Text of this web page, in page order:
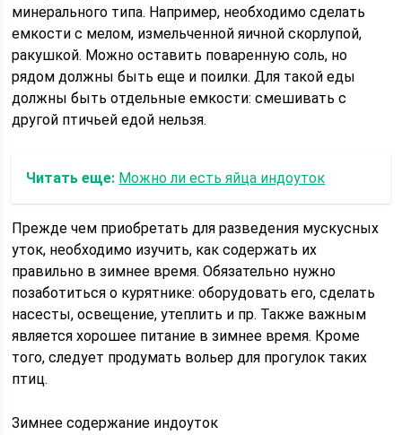
минерального типа. Например, необходимо сделать
емкости с мелом, измельченной яичной скорлупой,
ракушкой. Можно оставить поваренную соль, но
рядом должны быть еще и поилки. Для такой еды
должны быть отдельные емкости: смешивать с
другой птичьей едой нельзя.
Читать еще: Можно ли есть яйца индоуток
Прежде чем приобретать для разведения мускусных
уток, необходимо изучить, как содержать их
правильно в зимнее время. Обязательно нужно
позаботиться о курятнике: оборудовать его, сделать
насесты, освещение, утеплить и пр. Также важным
является хорошее питание в зимнее время. Кроме
того, следует продумать вольер для прогулок таких
птиц.
Зимнее содержание индоуток